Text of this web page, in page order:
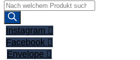
Instagram
Facebook
Envelope